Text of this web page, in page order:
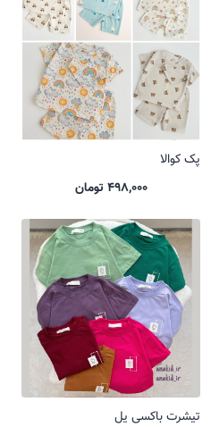
پک کوالا
498,000 تومان
تیشرت باکسی یل